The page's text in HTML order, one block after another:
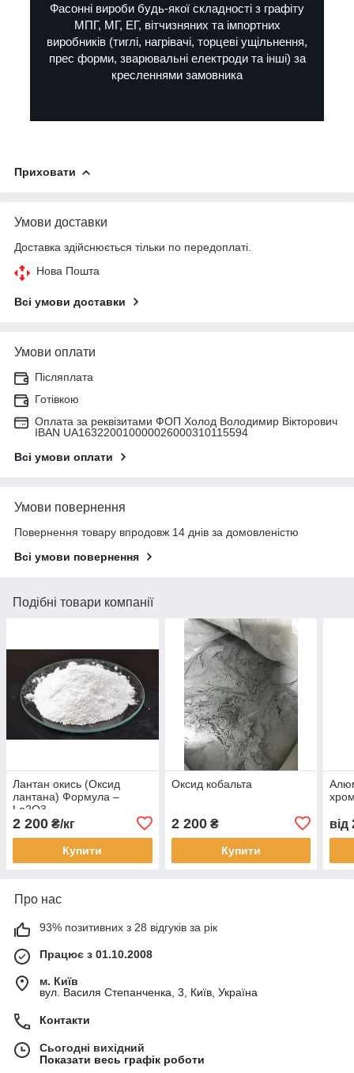
Фасонні вироби будь-якої складності з графіту
МПГ, МГ, ЕГ, вітчизняних та імпортних
виробників (тиглі, нагрівачі, торцеві ущільнення,
прес форми, зварювальні електроди та інші) за
кресленнями замовника
Приховати
Умови доставки
Доставка здійснюється тільки по передоплаті.
Нова Пошта
Всі умови доставки
Умови оплати
Післяплата
Готівкою
Оплата за реквізитами ФОП Холод Володимир Вікторович
IBAN UA163220010000026000310115594
Всі умови оплати
Умови повернення
Повернення товару впродовж 14 днів за домовленістю
Всі умови повернення
Подібні товари компанії
Лантан окись (Оксид
лантана) Формула –
La2O3
2 200 ₴/кг
Купити
Оксид кобальта
2 200₴
Купити
від
Про нас
93% позитивних з 28 відгуків за рік
Працює з 01.10.2008
м. Київ
вул. Василя Степанченка, 3, Київ, Україна
Контакти
Сьогодні вихідний
Показати весь графік роботи